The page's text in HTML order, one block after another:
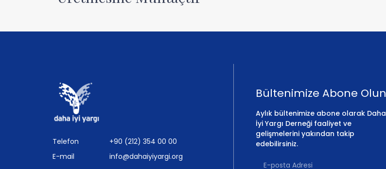
Telefon
+90 (212) 354 00 00
E-mail
info@dahaiyiyargi.org
Bültenimize Abone Olun
Aylık bültenimize abone olarak Daha
İyi Yargı Derneği faaliyet ve
gelişmelerini yakından takip
edebilirsiniz.